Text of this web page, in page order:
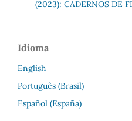
(2023): CADERNOS DE
Idioma
English
Português (Brasil)
Español (España)